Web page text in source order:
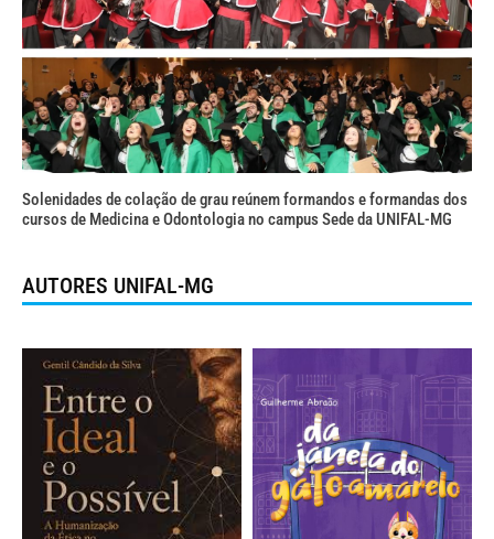
Solenidades de colação de grau reúnem formandos e formandas dos
cursos de Medicina e Odontologia no campus Sede da UNIFAL-MG
AUTORES UNIFAL-MG